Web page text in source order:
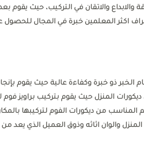
والابداع والاتقان في التركيب، حيث يقوم
اكثر المعلمين خبرة في المجال
ذو خبرة وكفاءة عالية حيث يقوم
المنزل حيث يقوم بتركيب براويز فوم
المناسب من ديكورات الفوم لتركيبها
والوان اثاثه وذوق العميل الذي يعد من